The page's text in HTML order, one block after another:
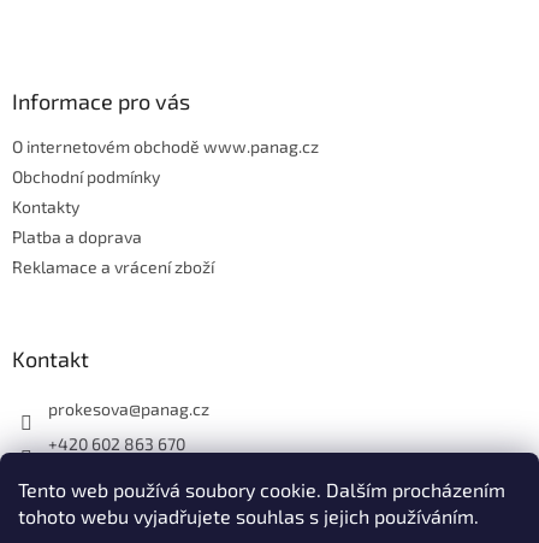
Tento web používá soubory cookie. Dalším procházením
tohoto webu vyjadřujete souhlas s jejich používáním.
Informace pro vás
O internetovém obchodě www.panag.cz
Obchodní podmínky
Kontakty
Platba a doprava
Reklamace a vrácení zboží
Kontakt
prokesova@panag.cz
+420 602 863 670